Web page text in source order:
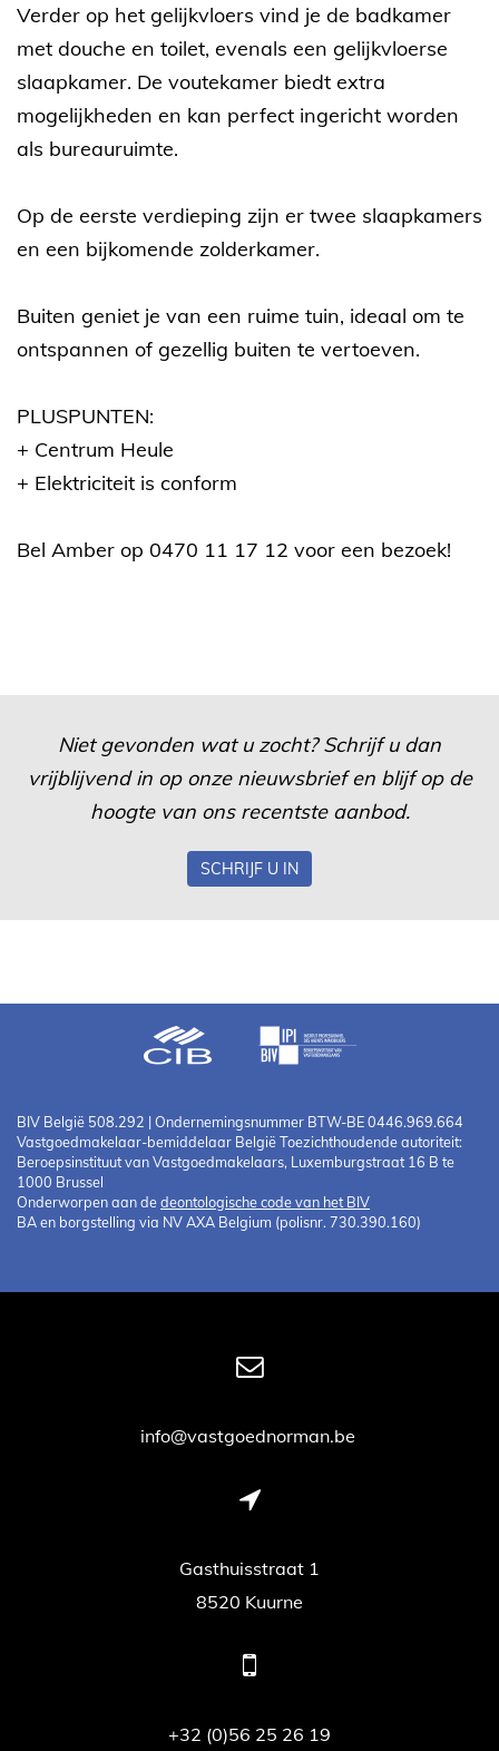
Verder op het gelijkvloers vind je de badkamer
met douche en toilet, evenals een gelijkvloerse
slaapkamer. De voutekamer biedt extra
mogelijkheden en kan perfect ingericht worden
als bureauruimte.
Op de eerste verdieping zijn er twee slaapkamers
en een bijkomende zolderkamer.
Buiten geniet je van een ruime tuin, ideaal om te
ontspannen of gezellig buiten te vertoeven.
PLUSPUNTEN:
+ Centrum Heule
+ Elektriciteit is conform
Bel Amber op 0470 11 17 12 voor een bezoek!
Niet gevonden wat u zocht? Schrijf u dan
vrijblijvend in op onze nieuwsbrief en blijf op de
hoogte van ons recentste aanbod.
SCHRIJF U IN
BIV België 508.292 | Ondernemingsnummer BTW-BE 0446.969.664
Vastgoedmakelaar-bemiddelaar België Toezichthoudende autoriteit:
Beroepsinstituut van Vastgoedmakelaars, Luxemburgstraat 16 B te
1000 Brussel
Onderworpen aan dedeontologische code van het BIV
BA en borgstelling via NV AXA Belgium (polisnr. 730.390.160)
info@vastgoednorman.be
Gasthuisstraat 1
8520 Kuurne
+32 (0)56 25 26 19